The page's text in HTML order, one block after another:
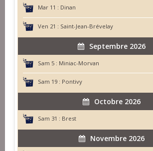
Mar 11 : Dinan
Ven 21 : Saint-Jean-Brévelay
Septembre 2026
Sam 5 : Miniac-Morvan
Sam 19 : Pontivy
Octobre 2026
Sam 31 : Brest
Novembre 2026